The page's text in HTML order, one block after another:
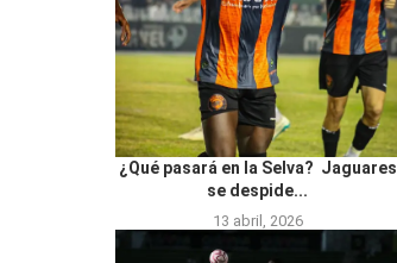
¿Qué pasará en la Selva? Jaguares
se despide...
13 abril, 2026